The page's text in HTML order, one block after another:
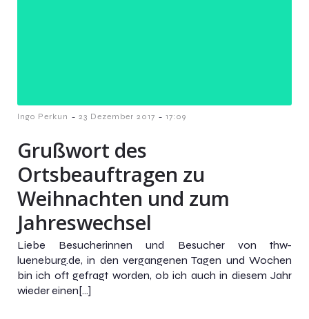
Ingo Perkun - 23 Dezember 2017 - 17:09
Grußwort des
Ortsbeauftragen zu
Weihnachten und zum
Jahreswechsel
Liebe Besucherinnen und Besucher von thw-
lueneburg.de, in den vergangenen Tagen und Wochen
bin ich oft gefragt worden, ob ich auch in diesem Jahr
wieder einen[…]